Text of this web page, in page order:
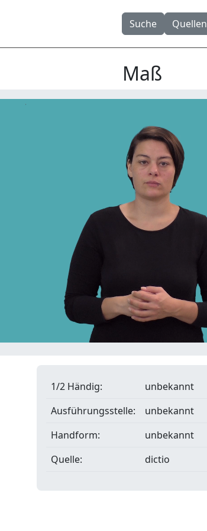
Suche Quellen
Maß
1/2 Händig:
unbekannt
Ausführungsstelle:
unbekannt
Handform:
unbekannt
Quelle:
dictio